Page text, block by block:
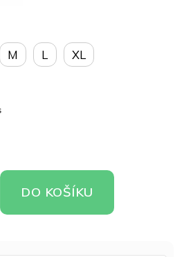
M L XL
DO KOŠÍKU